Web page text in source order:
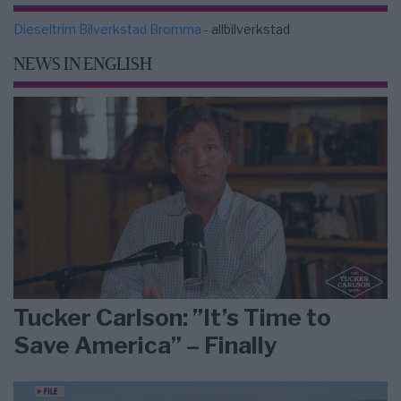
Dieseltrim Bilverkstad Bromma - allbilverkstad
NEWS IN ENGLISH
Tucker Carlson: ”It’s Time to
Save America” – Finally